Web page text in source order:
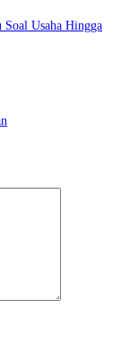
Usaha Hingga